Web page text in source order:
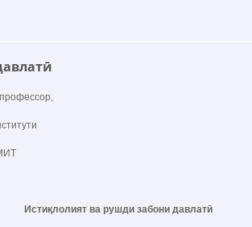
Истиқлолият ва рушди забони давлатӣ